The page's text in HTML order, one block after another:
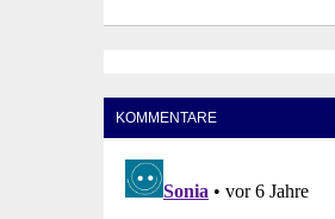
KOMMENTARE